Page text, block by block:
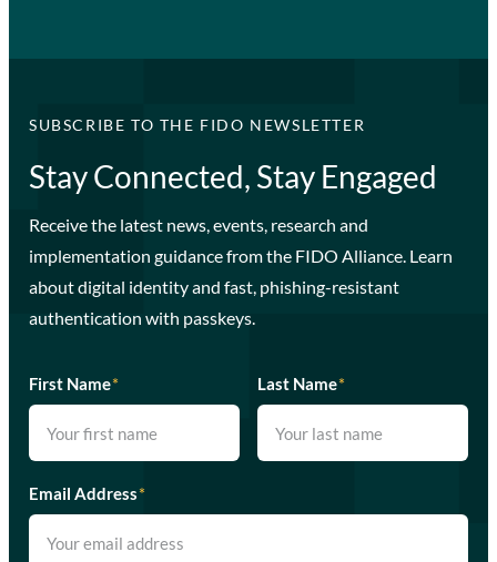
SUBSCRIBE TO THE FIDO NEWSLETTER
Stay Connected, Stay Engaged
Receive the latest news, events, research and
implementation guidance from the FIDO Alliance. Learn
about digital identity and fast, phishing-resistant
authentication with passkeys.
First Name* Last Name*
Email Address*